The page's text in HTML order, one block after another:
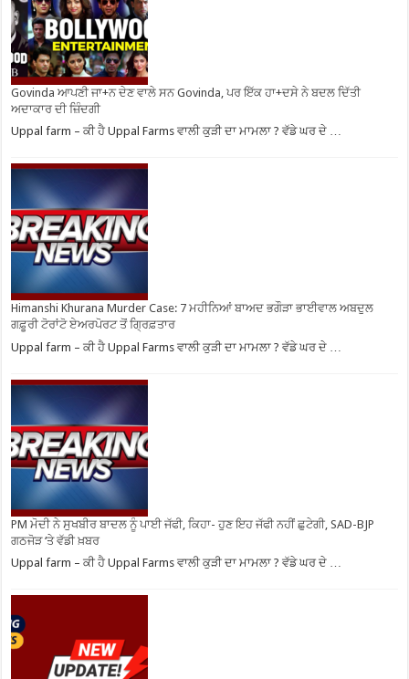
Govinda ਆਪਣੀ ਜਾ+ਨ ਦੇਣ ਵਾਲੇ ਸਨ Govinda, ਪਰ ਇੱਕ ਹਾ+ਦਸੇ ਨੇ ਬਦਲ ਦਿੱਤੀ
ਅਦਾਕਾਰ ਦੀ ਜ਼ਿੰਦਗੀ
Uppal farm – ਕੀ ਹੈ Uppal Farms ਵਾਲੀ ਕੁੜੀ ਦਾ ਮਾਮਲਾ ? ਵੱਡੇ ਘਰ ਦੇ …
Himanshi Khurana Murder Case: 7 ਮਹੀਨਿਆਂ ਬਾਅਦ ਭਗੌੜਾ ਭਾਈਵਾਲ ਅਬਦੁਲ
ਗਫ਼ੂਰੀ ਟੋਰਾਂਟੋ ਏਅਰਪੋਰਟ ਤੋਂ ਗ੍ਰਿਫ਼ਤਾਰ
Uppal farm – ਕੀ ਹੈ Uppal Farms ਵਾਲੀ ਕੁੜੀ ਦਾ ਮਾਮਲਾ ? ਵੱਡੇ ਘਰ ਦੇ …
PM ਮੋਦੀ ਨੇ ਸੁਖਬੀਰ ਬਾਦਲ ਨੂੰ ਪਾਈ ਜੱਫੀ, ਕਿਹਾ- ਹੁਣ ਇਹ ਜੱਫੀ ਨਹੀਂ ਛੁਟੇਗੀ, SAD-BJP
ਗਠਜੋੜ ‘ਤੇ ਵੱਡੀ ਖ਼ਬਰ
Uppal farm – ਕੀ ਹੈ Uppal Farms ਵਾਲੀ ਕੁੜੀ ਦਾ ਮਾਮਲਾ ? ਵੱਡੇ ਘਰ ਦੇ …